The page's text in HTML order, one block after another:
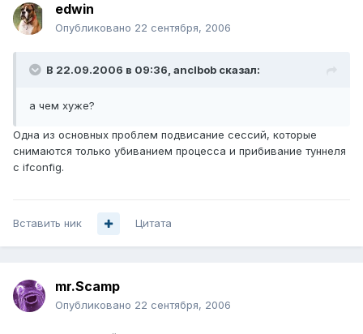
edwin
Опубликовано 22 сентября, 2006
В 22.09.2006 в 09:36, anclbob сказал:
а чем хуже?
Одна из основных проблем подвисание сессий, которые
снимаются только убиванием процесса и прибивание туннеля
с ifconfig.
Вставить ник Цитата
mr.Scamp
Опубликовано 22 сентября, 2006